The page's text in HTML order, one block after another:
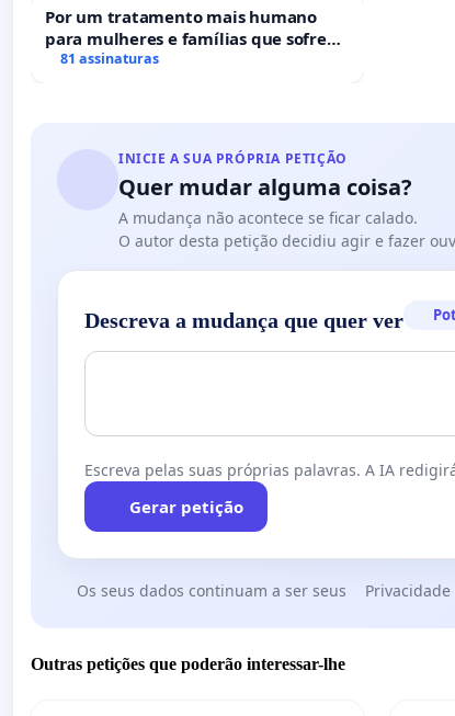
¡Eso se llama PREJUICIO!
Hacemos un llamamiento para que todos manifiesten su
Por um tratamento mais humano
para mulheres e famílias que sofrem
uma perda gestacional nos hospitais
81 assinaturas
INICIE A SUA PRÓPRIA PETIÇÃO
Quer mudar alguma coisa?
A mudança não acontece se ficar calado.
O autor desta petição decidiu agir e fazer
Descreva a mudança que quer ver
Escreva pelas suas próprias palavras. A IA
Gerar petição
Os seus dados continuam a ser seus
Outras petições que poderão interessar-lhe